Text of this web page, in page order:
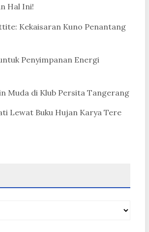
Hal Ini!
Kekaisaran Kuno Penantang
Penyimpanan Energi
Muda di Klub Persita Tangerang
Lewat Buku Hujan Karya Tere